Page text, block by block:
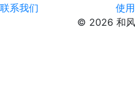
联系我们
使
© 2026 和